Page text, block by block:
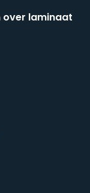
over laminaat